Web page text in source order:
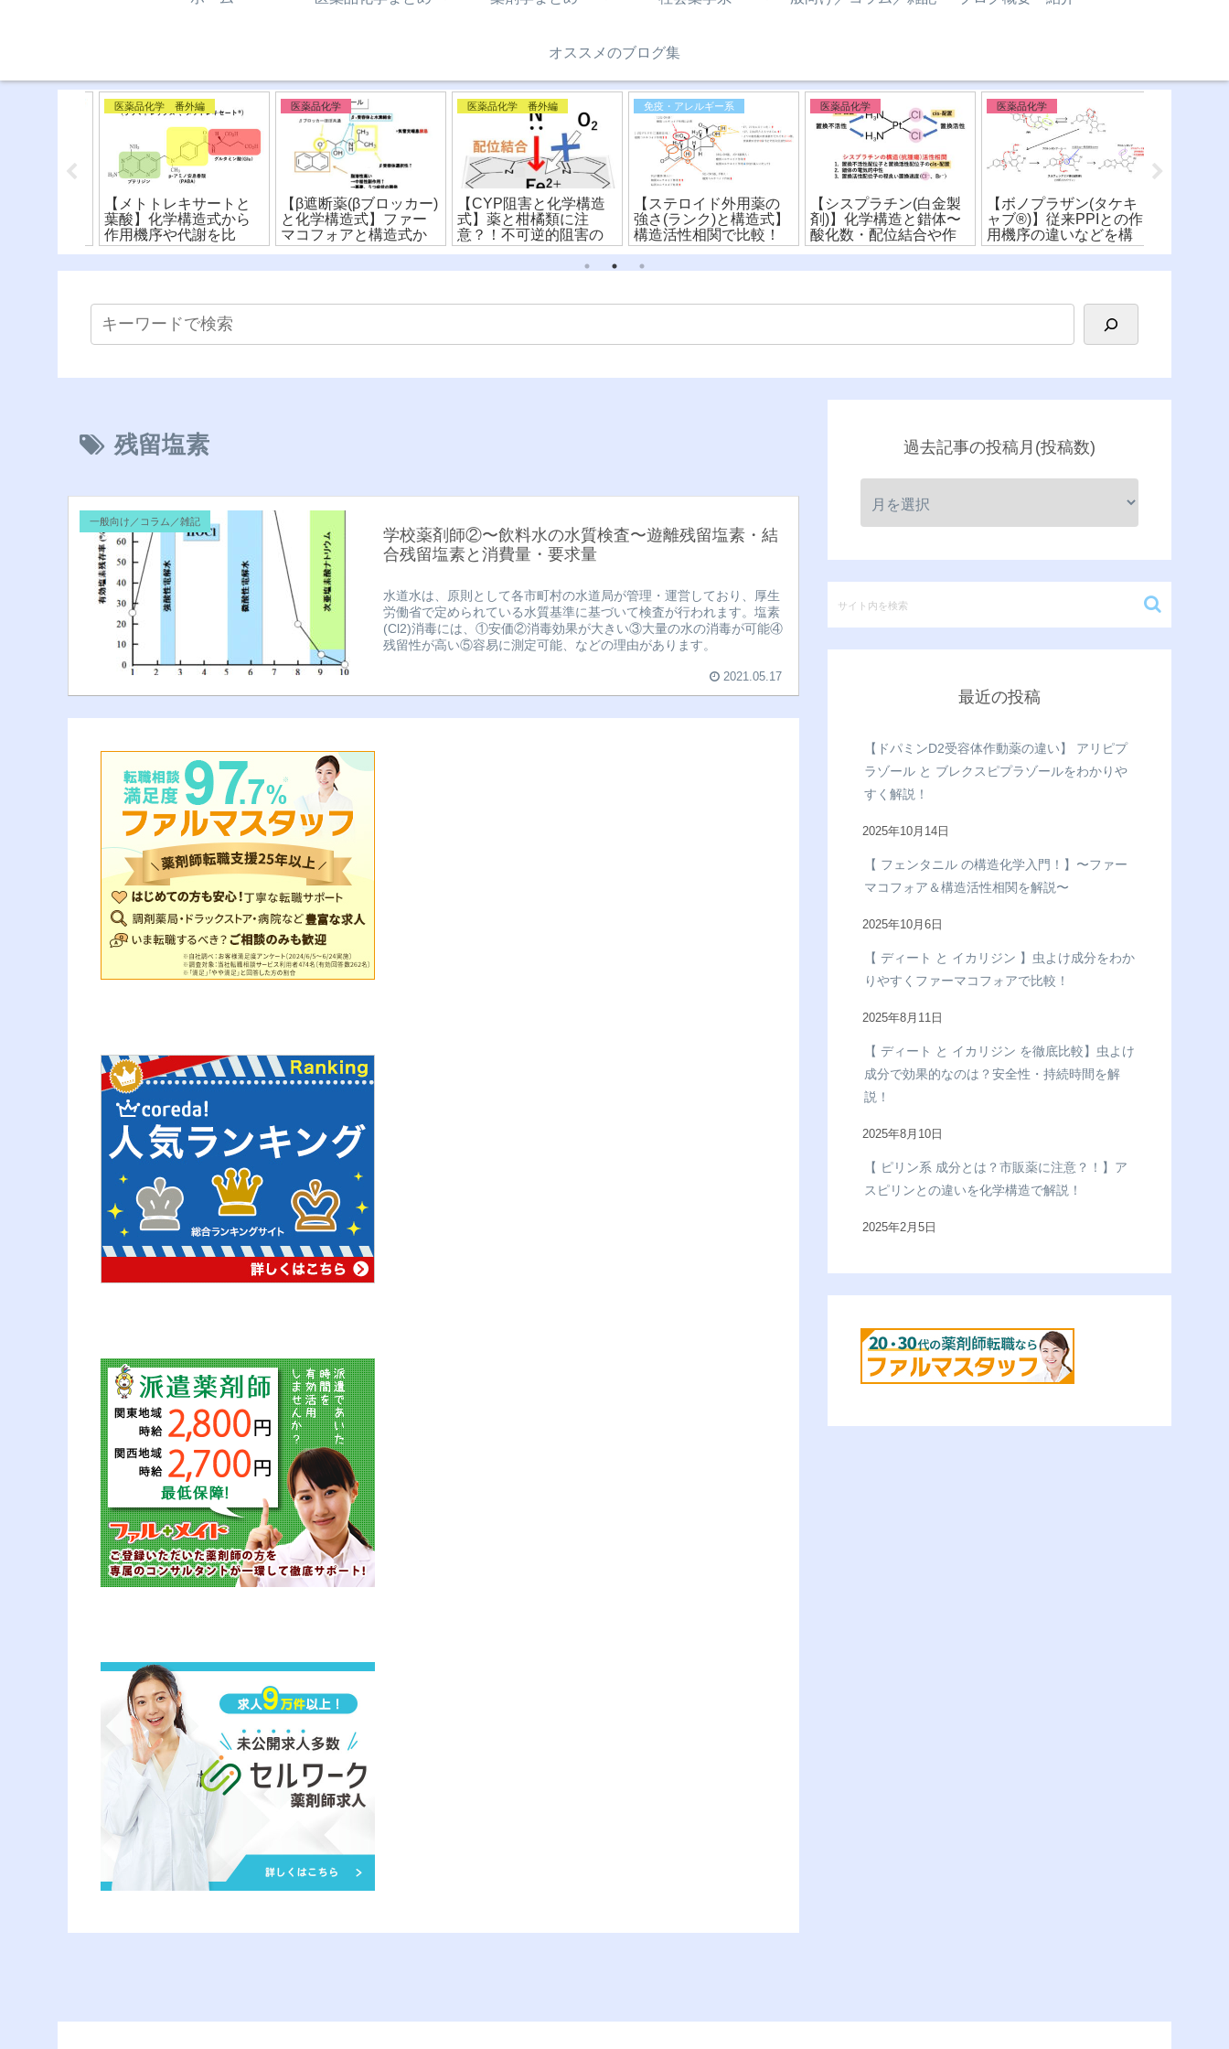
オススメのブログ集
医薬品化学 番外編
【メトトレキサートと
葉酸】化学構造式から
作用機序や代謝を比
較！〜ファーマコフォ
医薬品化学
【β遮断薬(βブロッカー)
と化学構造式】ファー
マコフォアと構造式か
ら薬剤を比較！
医薬品化学 番外編
【CYP阻害と化学構造
式】薬と柑橘類に注
意？！不可逆的阻害の
メカニズムを解説！
免疫・アレルギー系
【ステロイド外用薬の
強さ(ランク)と構造式】
構造活性相関で比較！
医薬品化学
【シスプラチン(白金製
剤)】化学構造と錯体〜
酸化数・配位結合や作
用機序を詳しく解
医薬品化学
【ボノプラザン(タケキ
ャブ®︎)】従来PPIとの作
用機序の違いなどを構
造式から比較！
残留塩素
一般向け／コラム／雑記
学校薬剤師②〜飲料水の水質検査〜遊離残留塩素・結
合残留塩素と消費量・要求量
水道水は、原則として各市町村の水道局が管理・運営しており、厚生
労働省で定められている水質基準に基づいて検査が行われます。塩素
(Cl2)消毒には、①安価②消毒効果が大きい③大量の水の消毒が可能④
残留性が高い⑤容易に測定可能、などの理由があります。
2021.05.17
過去記事の投稿月(投稿数)
最近の投稿
【ドパミンD2受容体作動薬の違い】 アリピプ
ラゾール と ブレクスピプラゾールをわかりや
すく解説！
2025年10月14日
【 フェンタニル の構造化学入門！】〜ファー
マコフォア＆構造活性相関を解説〜
2025年10月6日
【 ディート と イカリジン 】虫よけ成分をわか
りやすくファーマコフォアで比較！
2025年8月11日
【 ディート と イカリジン を徹底比較】虫よけ
成分で効果的なのは？安全性・持続時間を解
説！
2025年8月10日
【 ピリン系 成分とは？市販薬に注意？！】ア
スピリンとの違いを化学構造で解説！
2025年2月5日